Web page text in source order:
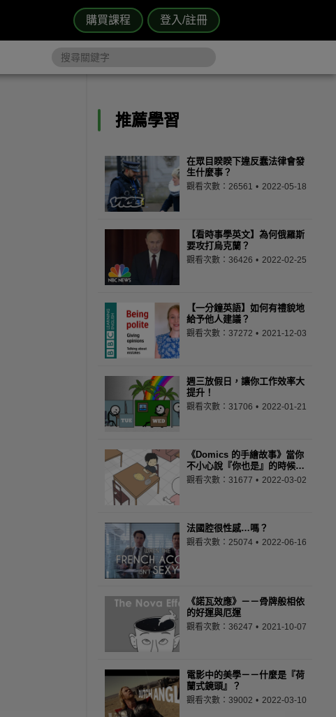
購買課程 登入/註冊
推薦學習
在眾目睽睽下違反蠢法律會發
生什麼事？
觀看次數：26561 2022-05-18
【看時事學英文】為何俄羅斯
要攻打烏克蘭？
觀看次數：36426 2022-02-25
【一分鐘英語】如何有禮貌地
給予他人建議？
觀看次數：37272 2021-12-03
週三放假日，讓你工作效率大
提升！
觀看次數：31706 2022-01-21
《Domics 的手繪故事》當你
不小心說『你也是』的時候…
觀看次數：31677 2022-03-02
法國腔很性感…嗎？
觀看次數：25074 2022-06-16
《諾瓦效應》－－骨牌般相依
的好運與厄運
觀看次數：36247 2021-10-07
電影中的美學－－什麼是『荷
蘭式鏡頭』？
觀看次數：39002 2022-03-10